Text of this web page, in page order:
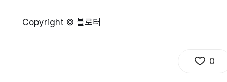
Copyright © 블로터
0